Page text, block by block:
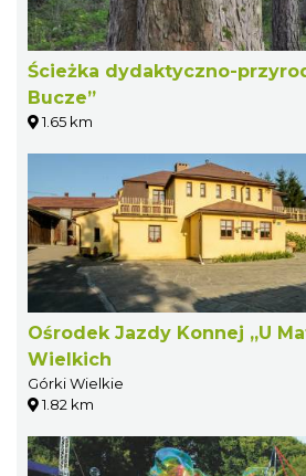
Ścieżka dydaktyczno-
Bucze”
1.65 km
Ośrodek Jazdy Konnej „U
Wielkich
Górki Wielkie
1.82 km